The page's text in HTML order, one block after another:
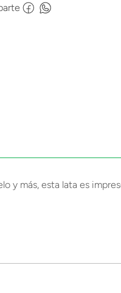
y más, esta lata es